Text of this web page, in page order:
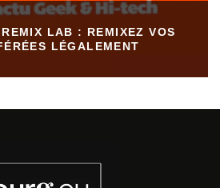
LAB : REMIXEZ VOS
LÉGALEMENT